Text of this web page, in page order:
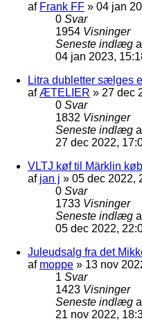
af Frank FF » 04 jan
0 Svar
1954 Visninger
Seneste indlæg
04 jan 2023,
Litra dubletter sælges
afÆTELIER » 27 dec
0 Svar
1832 Visninger
Seneste indlæg
27 dec 2022,
VLTJ køf til Märklin
af jan j » 05 dec 2022,
0 Svar
1733 Visninger
Seneste indlæg
05 dec 2022,
Juleudsalg fra det
af moppe » 13 nov
1 Svar
1423 Visninger
Seneste indlæg
21 nov 2022,